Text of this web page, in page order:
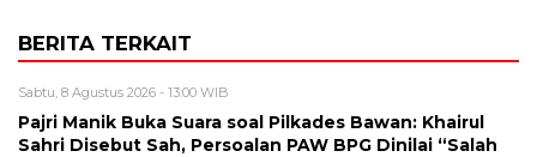
BERITA TERKAIT
Sabtu, 8 Agustus 2026 - 13:00 WIB
Pajri Manik Buka Suara soal Pilkades Bawan: Khairul
Sahri Disebut Sah, Persoalan PAW BPG Dinilai “Salah